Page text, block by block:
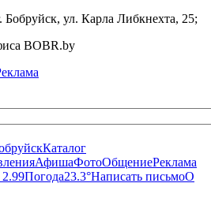
Бобруйск, ул. Карла Либкнехта, 25;
BOBR.by
Каталог
АфишаФотоОбщениеРеклама
2.99Погода23.3°Написать письмоО